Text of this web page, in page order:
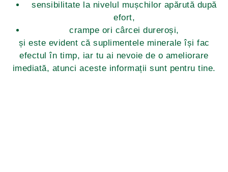
sensibilitate la nivelul mușchilor apărută după
efort,
crampe ori cârcei dureroși,
și este evident că suplimentele minerale își fac
efectul în timp, iar tu ai nevoie de o ameliorare
imediată, atunci aceste informații sunt pentru tine.